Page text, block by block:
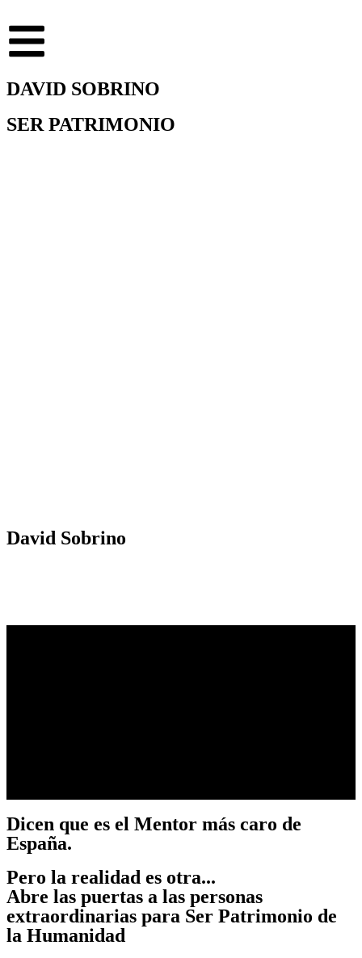
DAVID SOBRINO
SER PATRIMONIO
David Sobrino
Dicen que es el Mentor más caro de
España.
Pero la realidad es otra...
Abre las puertas a las personas
extraordinarias para Ser Patrimonio de
la Humanidad